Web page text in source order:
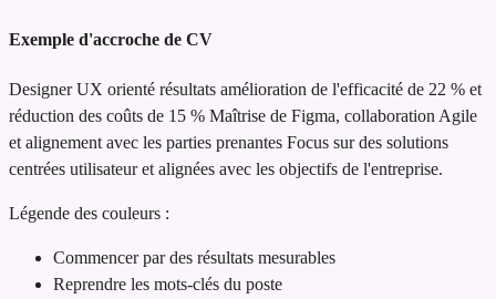
Exemple d'accroche de CV
Designer UX orienté résultats amélioration de l'efficacité de 22 % et
réduction des coûts de 15 % Maîtrise de Figma, collaboration Agile
et alignement avec les parties prenantes Focus sur des solutions
centrées utilisateur et alignées avec les objectifs de l'entreprise.
Légende des couleurs :
Commencer par des résultats mesurables
Reprendre les mots-clés du poste